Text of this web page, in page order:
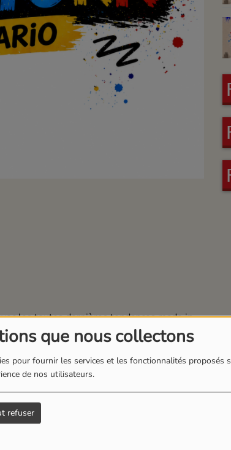
que nous collectons
pour fournir les services et les fonctionnalités proposés
de nos utilisateurs.
refuser
les toutes dernières tendances made in